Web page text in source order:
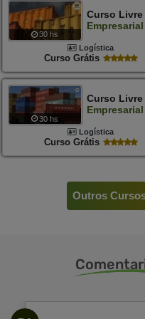
30 hs
Curso Livre
Empresarial
Logística
Curso Grátis
30 hs
Curso Livre
Empresarial
Logística
Curso Grátis
Outros